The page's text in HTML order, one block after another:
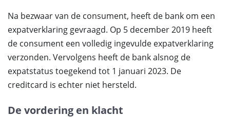
Na bezwaar van de consument, heeft de bank om een
expatverklaring gevraagd. Op 5 december 2019 heeft
de consument een volledig ingevulde expatverklaring
verzonden. Vervolgens heeft de bank alsnog de
expatstatus toegekend tot 1 januari 2023. De
creditcard is echter niet hersteld.
De vordering en klacht